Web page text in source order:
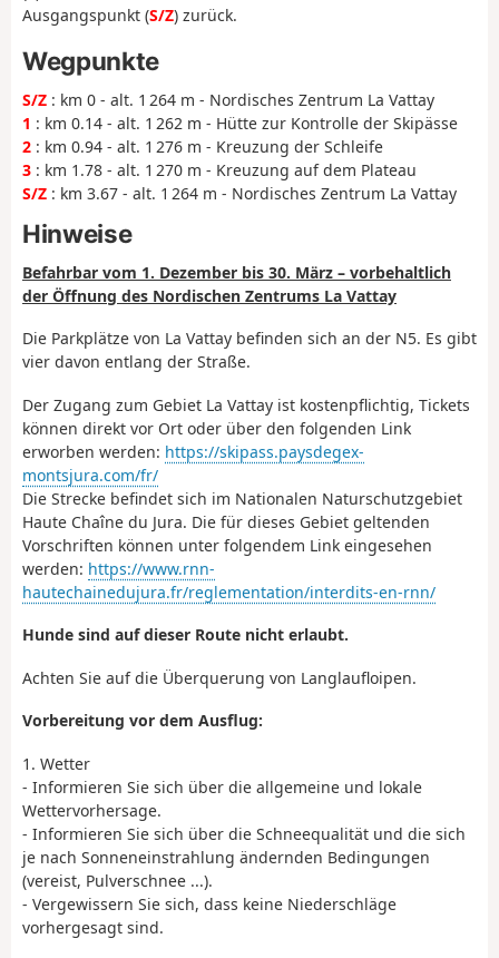
Ausgangspunkt (S/Z) zurück.
Wegpunkte
S/Z : km 0 - alt. 1 264 m - Nordisches Zentrum La Vattay
1 : km 0.14 - alt. 1 262 m - Hütte zur Kontrolle der Skipässe
2 : km 0.94 - alt. 1 276 m - Kreuzung der Schleife
3 : km 1.78 - alt. 1 270 m - Kreuzung auf dem Plateau
S/Z : km 3.67 - alt. 1 264 m - Nordisches Zentrum La Vattay
Hinweise
Befahrbar vom 1. Dezember bis 30. März – vorbehaltlich
der Öffnung des Nordischen Zentrums La Vattay
Die Parkplätze von La Vattay befinden sich an der N5. Es gibt
vier davon entlang der Straße.
Der Zugang zum Gebiet La Vattay ist kostenpflichtig, Tickets
können direkt vor Ort oder über den folgenden Link
erworben werden: https://skipass.paysdegex-
montsjura.com/fr/
Die Strecke befindet sich im Nationalen Naturschutzgebiet
Haute Chaîne du Jura. Die für dieses Gebiet geltenden
Vorschriften können unter folgendem Link eingesehen
werden: https://www.rnn-
hautechainedujura.fr/reglementation/interdits-en-rnn/
Hunde sind auf dieser Route nicht erlaubt.
Achten Sie auf die Überquerung von Langlaufloipen.
Vorbereitung vor dem Ausflug:
1. Wetter
- Informieren Sie sich über die allgemeine und lokale
Wettervorhersage.
- Informieren Sie sich über die Schneequalität und die sich
je nach Sonneneinstrahlung ändernden Bedingungen
(vereist, Pulverschnee ...).
- Vergewissern Sie sich, dass keine Niederschläge
vorhergesagt sind.